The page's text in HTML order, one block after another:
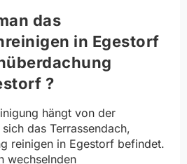
das
in Egestorf
?
hängt von der
das Terrassendach,
reinigen in Egestorf befindet.
wechselnden